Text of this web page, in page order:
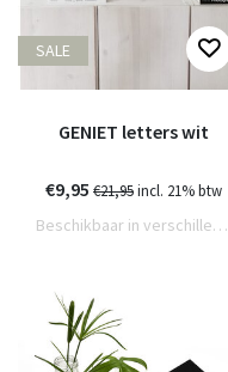
SALE
GENIET letters wit
€9,95 €21,95incl. 21% btw
Beschikbaar in verschillende varianten